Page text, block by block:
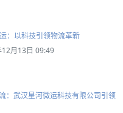
：以科技引领物流革新
月13日 09:49
：武汉星河微运科技有限公司引领